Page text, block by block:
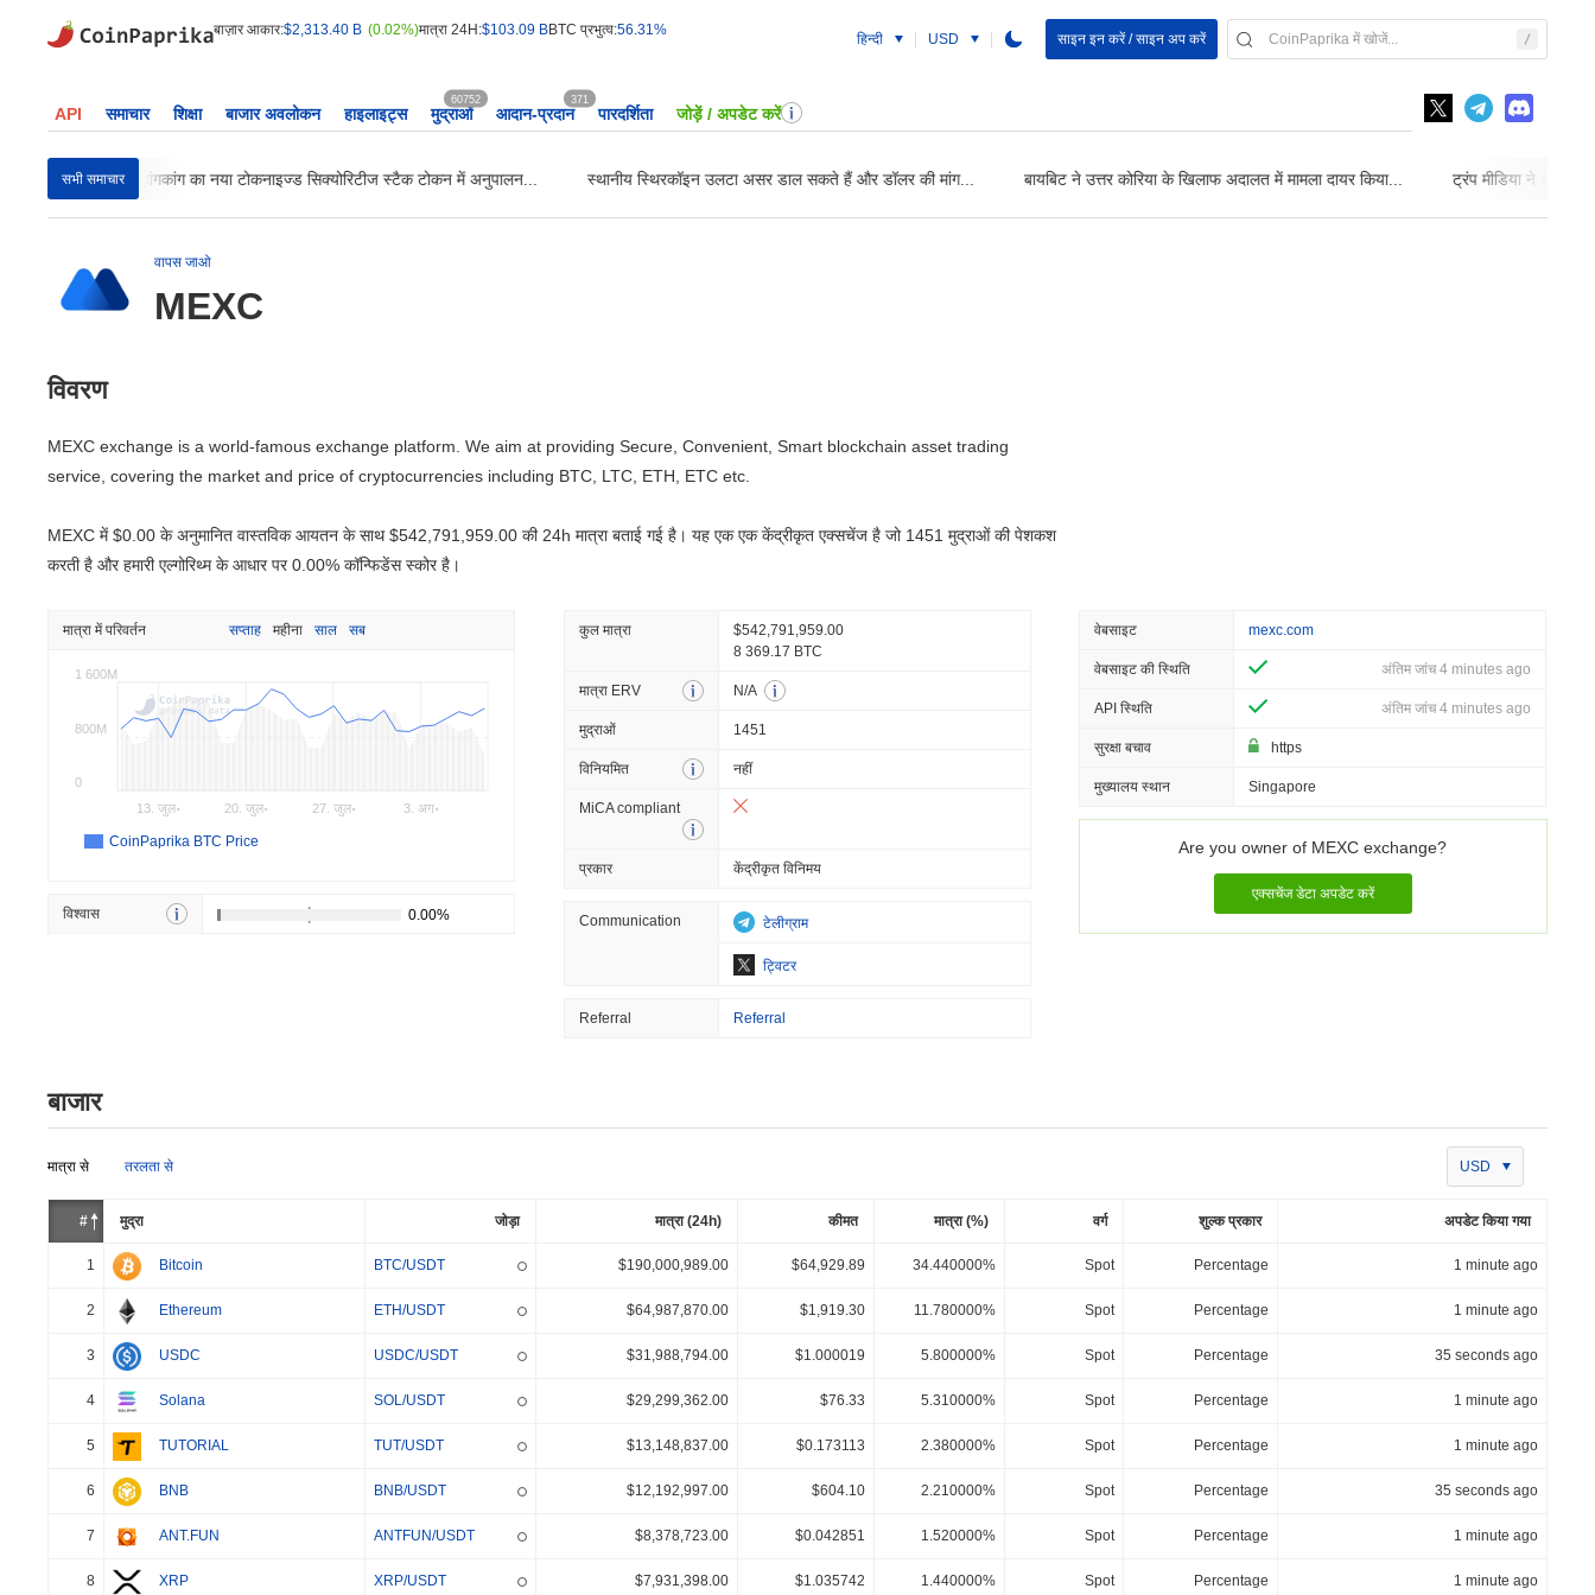
बाज़ार आकार:$2,313.40 B (0.02%)मात्रा 24H:$103.09 BBTC प्रभुत्व:56.31%
हिन्दी USD साइन इन करें / साइन अप करें
API समाचार शिक्षा बाजार अवलोकन हाइलाइट्स मुद्राओं
60752
आदान-प्रदान
371
पारदर्शिता जोड़ें / अपडेट करें
सभी समाचार
क्रिप्टो... हांगकांग का नया टोकनाइज्ड सिक्योरिटीज स्टैक टोकन में अनुपालन... स्थानीय स्थिरकॉइन उलटा असर डाल सकते हैं और डॉलर की मांग... बायबिट ने उत्तर कोरिया के खिलाफ अदालत में मामला दायर किया... ट्रंप मीडिया ने अपने
वापस जाओ
MEXC
विवरण
MEXC exchange is a world-famous exchange platform. We aim at providing Secure, Convenient, Smart blockchain asset trading
service, covering the market and price of cryptocurrencies including BTC, LTC, ETH, ETC etc.
MEXC में$0.00 के अनुमानित वास्तविक आयतन के साथ$542,791,959.00 की 24h मात्रा बताई गई है। यह एक एक केंद्रीकृत एक्सचेंज है जो 1451 मुद्राओं की पेशकश
करती है और हमारी एल्गोरिथ्म के आधार पर 0.00% कॉन्फिडेंस स्कोर है।
मात्रा में परिवर्तन सप्ताह महीना साल सब
CoinPaprika BTC Price
13. जुल॰ 20. जुल॰ 27. जुल॰ 3. अग॰
0
800M
1 600M
विश्वास
कुल मात्रा
$542,791,959.00
8 369.17 BTC
मात्रा ERV N/A
मुद्राओं 1451
विनियमित नहीं
MiCA compliant
प्रकार केंद्रीकृत विनिमय
Communication टेलीग्राम
ट्विटर
Referral Referral
वेबसाइट mexc.com
वेबसाइट की स्थिति अंतिम जांच 4 minutes ago
API स्थिति अंतिम जांच 4 minutes ago
सुरक्षा बचाव https
मुख्यालय स्थान Singapore
Are you owner of MEXC exchange?
एक्सचेंज डेटा अपडेट करें
बाजार
मात्रा से तरलता से USD
# मुद्रा जोड़ा मात्रा (24h) कीमत मात्रा (%) वर्ग शुल्क प्रकार अपडेट किया गया
1 Bitcoin BTC/USDT $190,000,989.00 $64,929.89 34.440000% Spot Percentage 1 minute ago
2 Ethereum ETH/USDT $64,987,870.00 $1,919.30 11.780000% Spot Percentage 1 minute ago
3 USDC USDC/USDT $31,988,794.00 $1.000019 5.800000% Spot Percentage 35 seconds ago
4 Solana SOL/USDT $29,299,362.00 $76.33 5.310000% Spot Percentage 1 minute ago
5 TUTORIAL TUT/USDT $13,148,837.00 $0.173113 2.380000% Spot Percentage 1 minute ago
6 BNB BNB/USDT $12,192,997.00 $604.10 2.210000% Spot Percentage 35 seconds ago
7 ANT.FUN ANTFUN/USDT $8,378,723.00 $0.042851 1.520000% Spot Percentage 1 minute ago
8 XRP XRP/USDT $7,931,398.00 $1.035742 1.440000% Spot Percentage 1 minute ago